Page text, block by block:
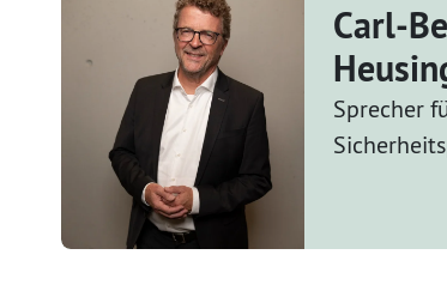
Carl-
Sprecher